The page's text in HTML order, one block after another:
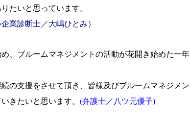
たいと思っています。
企業診断士／大嶋ひとみ）
、ブルームマネジメントの活動が花開き始めた一年
の支援をさせて頂き、皆様及びブルームマネジメン
きたいと思います。 (弁護士／八ツ元優子)